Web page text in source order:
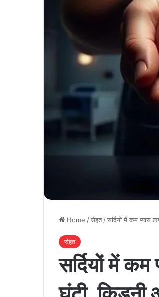
Home /सेहत /सर्दियों में कम प्यास
सेहत
सर्दियों में